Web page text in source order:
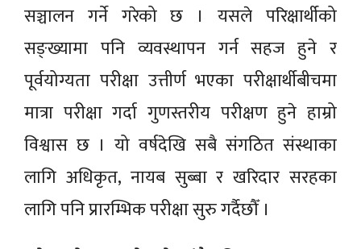
सञ्चालन गर्ने गरेको छ । यसले परिक्षार्थीको
सङ्ख्यामा पनि व्यवस्थापन गर्न सहज हुने र
पूर्वयोग्यता परीक्षा उत्तीर्ण भएका परीक्षार्थीबीचमा
मात्रा परीक्षा गर्दा गुणस्तरीय परीक्षण हुने हाम्रो
विश्वास छ । यो वर्षदेखि सबै संगठित संस्थाका
लागि अधिकृत, नायब सुब्बा र खरिदार सरहका
लागि पनि प्रारम्भिक परीक्षा सुरु गर्दैछौँ ।